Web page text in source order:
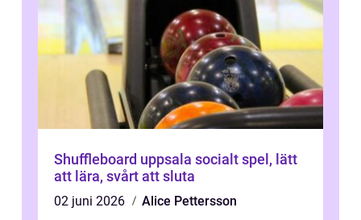
Shuffleboard uppsala socialt spel, lätt
att lära, svårt att sluta
02 juni 2026
Alice Pettersson